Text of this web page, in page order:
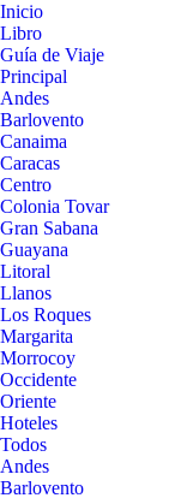
Inicio
Libro
Guía de Viaje
Principal
Andes
Barlovento
Canaima
Caracas
Centro
Colonia Tovar
Gran Sabana
Guayana
Litoral
Llanos
Los Roques
Margarita
Morrocoy
Occidente
Oriente
Hoteles
Todos
Andes
Barlovento